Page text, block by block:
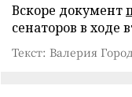
Вскоре документ
сенаторов в ходе
Текст: Валерия